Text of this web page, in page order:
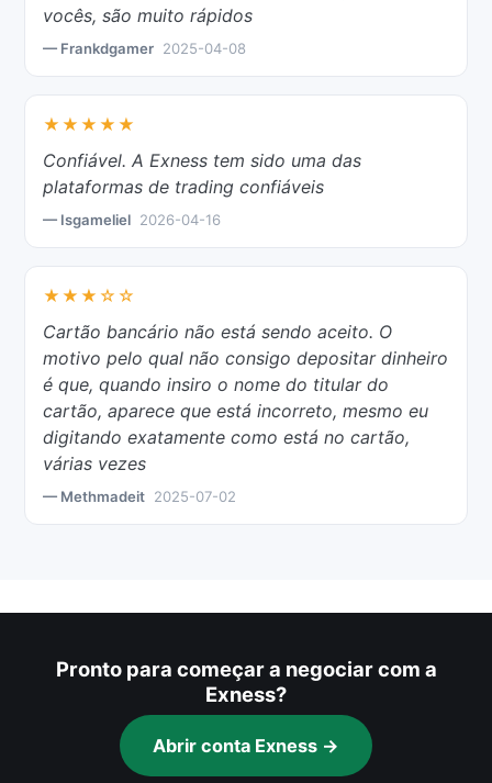
vocês, são muito rápidos
— Frankdgamer 2025-04-08
★★★★★
Confiável. A Exness tem sido uma das
plataformas de trading confiáveis
— Isgameliel 2026-04-16
★★★☆☆
Cartão bancário não está sendo aceito. O
motivo pelo qual não consigo depositar dinheiro
é que, quando insiro o nome do titular do
cartão, aparece que está incorreto, mesmo eu
digitando exatamente como está no cartão,
várias vezes
— Methmadeit 2025-07-02
Pronto para começar a negociar com a
Exness?
Abrir conta Exness →